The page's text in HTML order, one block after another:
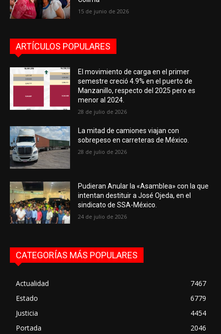
15 de junio de 2026
ARTÍCULOS POPULARES
El movimiento de carga en el primer
semestre creció 4.9% en el puerto de
Manzanillo, respecto del 2025 pero es
menor al 2024.
28 de julio de 2026
La mitad de camiones viajan con
sobrepeso en carreteras de México.
28 de julio de 2026
Pudieran Anular la «Asamblea» con la que
intentan destituir a José Ojeda, en el
sindicato de SSA-México.
24 de julio de 2026
CATEGORÍAS MÁS POPULARES
Actualidad
7467
Estado
6779
Justicia
4454
Portada
2046